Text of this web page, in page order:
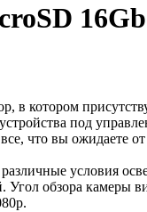
16Gb
котором
под
что вы ожидаете
условия
обзора камеры